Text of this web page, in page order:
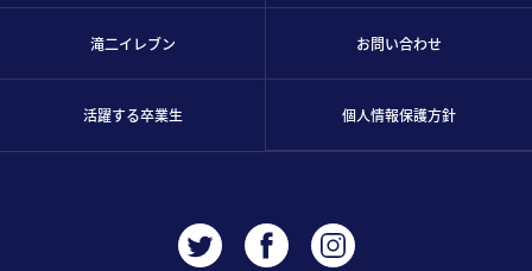
滝二イレブン
活躍する卒業生
お問い合わせ
個人情報保護方針